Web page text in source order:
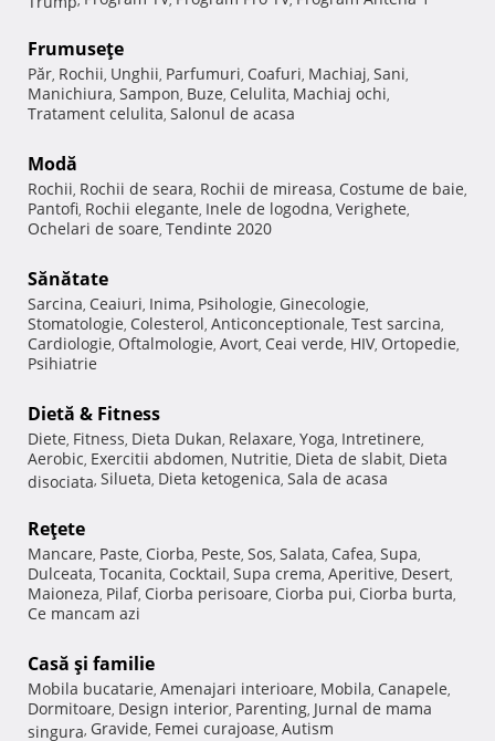
Frumuseţe
Păr, Rochii, Unghii, Parfumuri, Coafuri, Machiaj, Sani,
Manichiura, Sampon, Buze, Celulita, Machiaj ochi,
Tratament celulita, Salonul de acasa
Modă
Rochii, Rochii de seara, Rochii de mireasa, Costume de baie,
Pantofi, Rochii elegante, Inele de logodna, Verighete,
Ochelari de soare, Tendinte 2020
Sănătate
Sarcina, Ceaiuri, Inima, Psihologie, Ginecologie,
Stomatologie, Colesterol, Anticonceptionale, Test sarcina,
Cardiologie, Oftalmologie, Avort, Ceai verde, HIV, Ortopedie,
Psihiatrie
Dietă & Fitness
Diete, Fitness, Dieta Dukan, Relaxare, Yoga, Intretinere,
Aerobic, Exercitii abdomen, Nutritie, Dieta de slabit, Dieta
disociata, Silueta, Dieta ketogenica, Sala de acasa
Reţete
Mancare, Paste, Ciorba, Peste, Sos, Salata, Cafea, Supa,
Dulceata, Tocanita, Cocktail, Supa crema, Aperitive, Desert,
Maioneza, Pilaf, Ciorba perisoare, Ciorba pui, Ciorba burta,
Ce mancam azi
Casă şi familie
Mobila bucatarie, Amenajari interioare, Mobila, Canapele,
Dormitoare, Design interior, Parenting, Jurnal de mama
singura, Gravide, Femei curajoase, Autism